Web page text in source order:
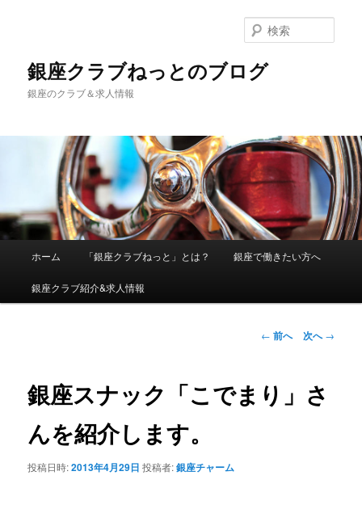
銀座クラブねっとのブログ
銀座のクラブ＆求人情報
索
メインコンテンツへ移動
ホーム 「銀座クラブねっと」とは？ 銀座で働きたい方へ
銀座クラブ紹介&求人情報
投稿ナビゲーシ
← 前へ 次へ→
銀座スナック「こでまり」さ
んを紹介します。
投稿日時:2013年4月29日 投稿者:銀座チャーム